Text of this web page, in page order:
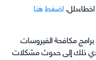
اضغط هنا
مكافحة الفيروسات
ذلك إلى حدوث مشكلات